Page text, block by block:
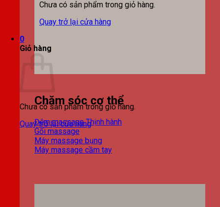
Chưa có sản phẩm trong giỏ hàng.
Quay trở lại cửa hàng
0
Giỏ hàng
Chưa có sản phẩm trong giỏ hàng.
Quay trở lại cửa hàng
Chăm sóc cơ thể
Đệm massage
Gối massage
Máy massage bụng
Máy massage cầm tay